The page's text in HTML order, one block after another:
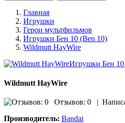
Главная
Игрушки
Герои мультфильмов
Игрушки Бен 10 (Ben 10)
Wildmutt HayWire
Wildmutt HayWire
Отзывов: 0 |
Производитель: Bandai